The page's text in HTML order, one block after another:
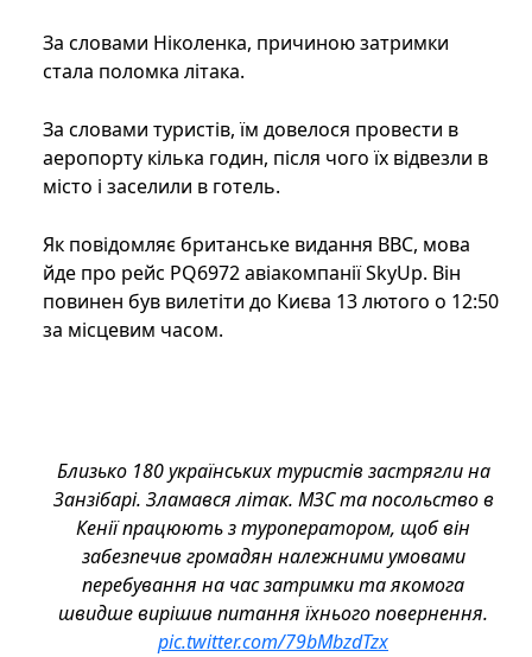
За словами Ніколенка, причиною затримки
стала поломка літака.
За словами туристів, їм довелося провести в
аеропорту кілька годин, після чого їх відвезли в
місто і заселили в готель.
Як повідомляє британське видання BBC, мова
йде про рейс PQ6972 авіакомпанії SkyUp. Він
повинен був вилетіти до Києва 13 лютого о 12:50
за місцевим часом.
Близько 180 українських туристів застрягли на
Занзібарі. Зламався літак. МЗС та посольство в
Кенії працюють з туроператором, щоб він
забезпечив громадян належними умовами
перебування на час затримки та якомога
швидше вирішив питання їхнього повернення.
pic.twitter.com/79bMbzdTzx